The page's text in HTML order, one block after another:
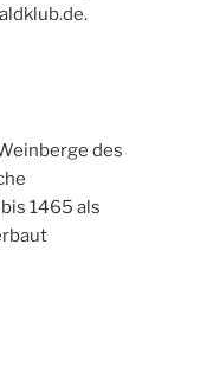
des
1465 als